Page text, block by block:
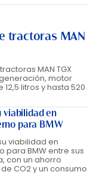
tractoras MAN
MAN TGX
motor
litros y hasta 520
viabilidad en
para BMW
viabilidad en
para BMW entre sus
con un ahorro
CO2 y un consumo